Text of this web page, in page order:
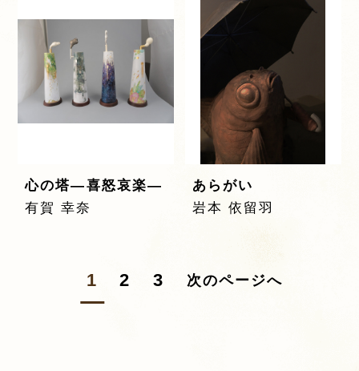
心の塔―喜怒哀楽―
有賀 幸奈
あらがい
岩本 依留羽
1 2 3 次のページへ